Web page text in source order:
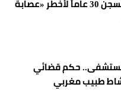
أنوثة سامة.. السجن 30 عاماً لأخطر «عصابة
حكم قضائي
طبيب مغربي